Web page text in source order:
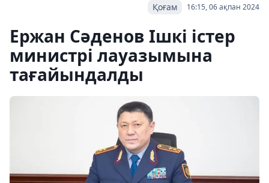
16:15, 06 ақпан 2024
Қоғам
Ержан Сәденов Ішкі істер
министрі лауазымына
тағайындалды